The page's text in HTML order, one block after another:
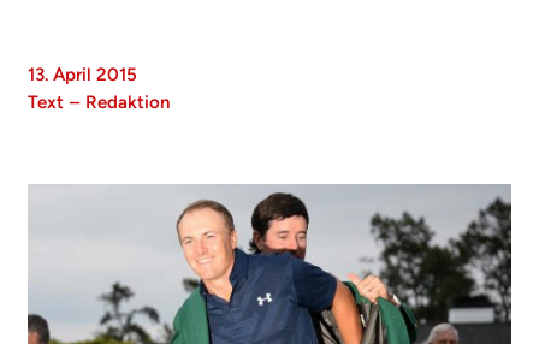
13. April 2015
Text – Redaktion